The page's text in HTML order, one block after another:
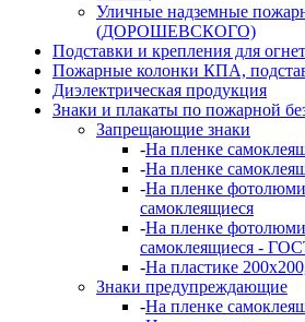
Уличные надземные
(ДОРОШЕВСКОГО)
Подставки и крепления для
Пожарные колонки КПА,
Диэлектрическая продукция
Знаки и плакаты по пожарной
Запрещающие знаки
-На пленке
-На пленке
-На пленке
самоклеящиеся
-На пленке
самоклеящиеся -
-На пластике
Знаки предупреждающие
-На пленке